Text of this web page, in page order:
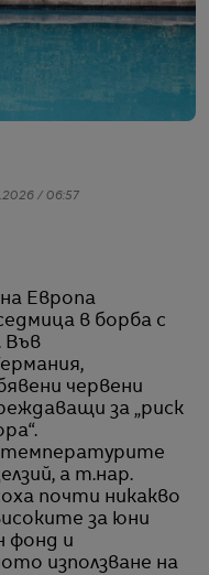
/ 06:57
в борба с
Във
червени
за „риск
температурите
а т.нар.
почти никакво
за юни
фонд и
използване на